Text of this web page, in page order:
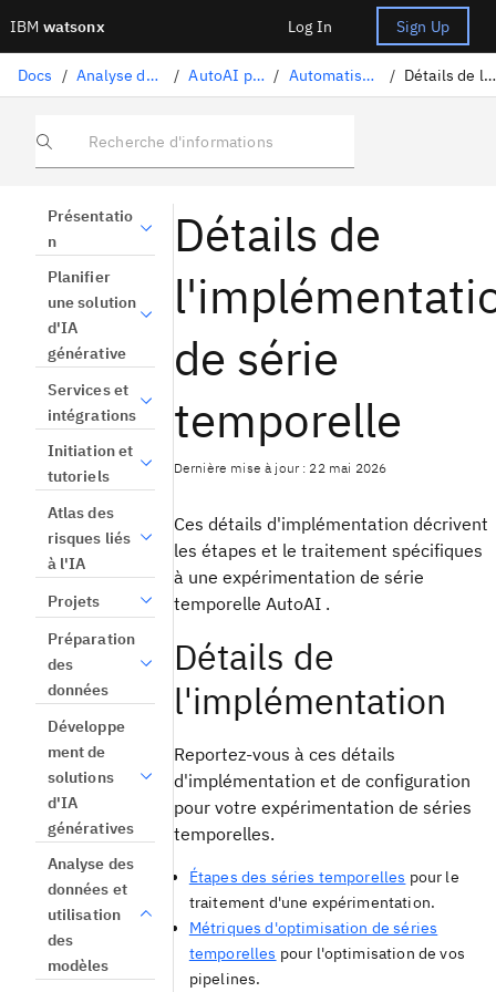
IBM watsonx Log In Sign Up
Docs / Analyse des données et utilisation des modèles / AutoAI pour l'apprentissage automatique / Automatisation d'une expérience de prévision de séries temporelles / Détails de l'implémentation de la série temporelle
Recherche d'informations
Présentatio
n
Planifier
une solution
d'IA
générative
Services et
intégrations
Initiation et
tutoriels
Atlas des
risques liés
à l'IA
Projets
Préparation
des
données
Développe
ment de
solutions
d'IA
génératives
Analyse des
données et
utilisation
des
modèles
Détails de
de série
temporelle
Dernière mise à jour : 22 mai 2026
Ces détails d'implémentation décrivent
les étapes et le traitement spécifiques
à une expérimentation de série
temporelle AutoAI .
Détails de
l'implémentation
Reportez-vous à ces détails
d'implémentation et de configuration
pour votre expérimentation de séries
temporelles.
Étapes des séries temporelles pour le
traitement d'une expérimentation.
Métriques d'optimisation de séries
temporelles pour l'optimisation de vos
pipelines.